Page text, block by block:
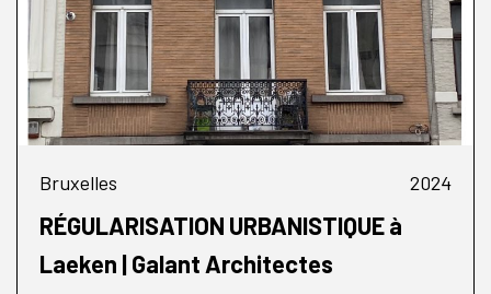
Bruxelles 2024
RÉGULARISATION URBANISTIQUE à
Laeken | Galant Architectes